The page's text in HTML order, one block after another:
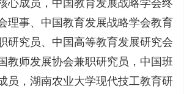
心成员，中国教育发展战略学会终
理事、中国教育发展战略学会教育
研究员、中国高等教育发展研究会
教师发展协会兼职研究员，中国班
员，湖南农业大学现代技工教育研